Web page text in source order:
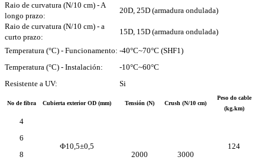
Raio de curvatura (N/10 cm) - A
longo prazo:
20D, 25D (armadura ondulada)
Raio de curvatura (N/10 cm) - a
curto prazo:
15D, 15D (armadura ondulada)
Temperatura (°C) - Funcionamento: -40°C~70°C (SHF1)
Temperatura (°C) - Instalación:
-10°C~60°C
Resistente a UV:
Si
No de fibra Cubierta exterior OD (mm) Tensión (N) Crush (N/10 cm)
Peso do cable
(kg.km)
4
Ф10,5±0,5
2000
3000
124
6
8